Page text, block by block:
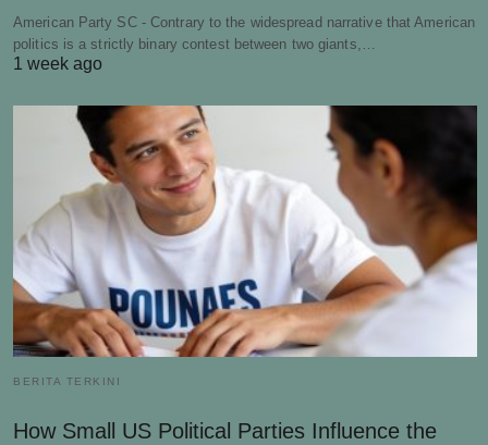
American Party SC - Contrary to the widespread narrative that American
politics is a strictly binary contest between two giants,…
1 week ago
BERITA TERKINI
How Small US Political Parties Influence the